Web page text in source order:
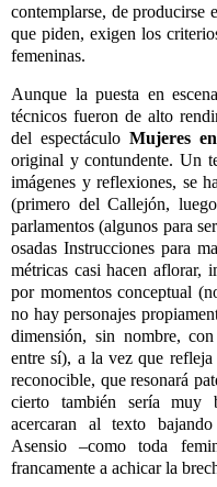
contemplarse, de producirse
que piden, exigen los
femeninas.
Aunque la puesta en
técnicos fueron de alto
del espectáculoMujeres
original y contundente. Un
imágenes y reflexiones, se
(primero del Callejón,
parlamentos (algunos para
osadas Instrucciones para
métricas casi hacen aflorar,
por momentos conceptual
no hay personajes
dimensión, sin nombre,
entre sí), a la vez que
reconocible, que resonará
cierto también sería muy
acercaran al texto
Asensio–como toda
francamente a achicar la